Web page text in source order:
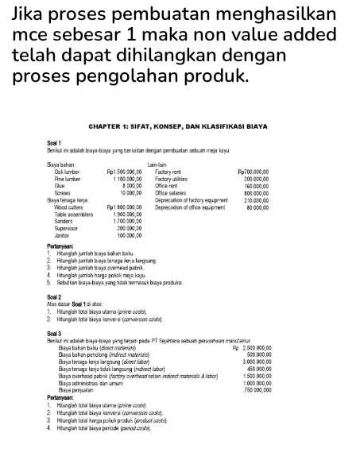
Jika proses pembuatan menghasilkan
mce sebesar 1 maka non value added
telah dapat dihilangkan dengan
proses pengolahan produk.